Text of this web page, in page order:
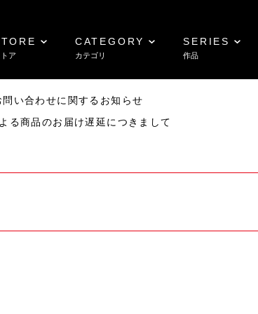
ア
CATEGORY
カテゴリ
SERIES
作品
い合わせに関するお知らせ
商品のお届け遅延につきまして